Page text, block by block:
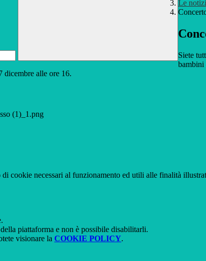
Le
Siete
bambini
dicembre alle ore 16.
(1)_1.png
cookie necessari al funzionamento ed utili alle finalità
piattaforma e non è possibile disabilitarli.
visionare la COOKIE POLICY.